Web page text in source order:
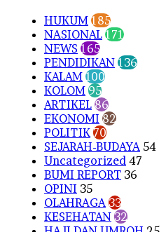
HUKUM 185
NASIONAL 171
NEWS 165
PENDIDIKAN 136
KALAM 100
KOLOM 95
ARTIKEL 86
EKONOMI 82
POLITIK 70
SEJARAH-BUDAYA 54
Uncategorized 47
BUMI REPORT 36
OPINI 35
OLAHRAGA 33
KESEHATAN 32